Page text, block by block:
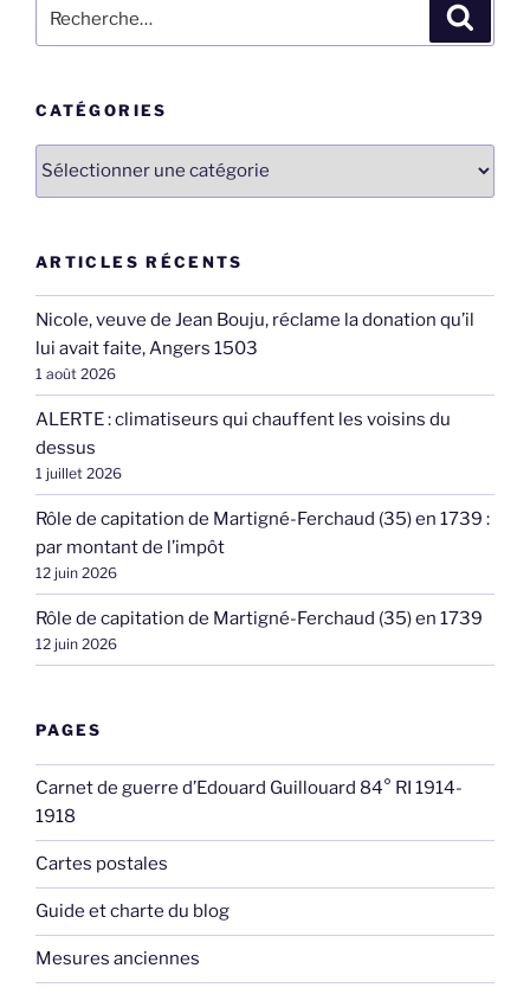
pour
CATÉGORIES
Catégories
ARTICLES RÉCENTS
Nicole, veuve de Jean Bouju, réclame la donation qu’il
lui avait faite, Angers 1503
1 août 2026
ALERTE : climatiseurs qui chauffent les voisins du
dessus
1 juillet 2026
Rôle de capitation de Martigné-Ferchaud (35) en 1739 :
par montant de l’impôt
12 juin 2026
Rôle de capitation de Martigné-Ferchaud (35) en 1739
12 juin 2026
PAGES
Carnet de guerre d’Edouard Guillouard 84° RI 1914-
1918
Cartes postales
Guide et charte du blog
Mesures anciennes